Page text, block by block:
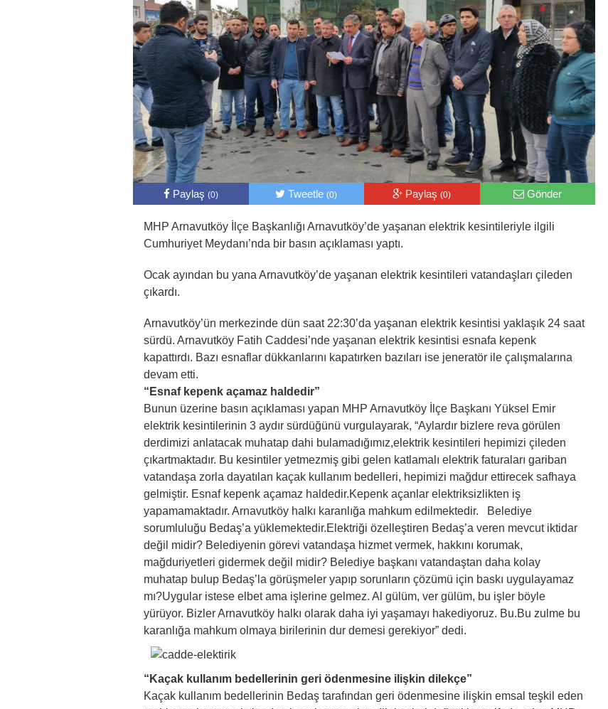
Paylaş (0) Tweetle(0) Paylaş(0) Gönder
MHP Arnavutköy İlçe Başkanlığı Arnavutköy’de yaşanan elektrik kesintileriyle ilgili
Cumhuriyet Meydanı’nda bir basın açıklaması yaptı.
Ocak ayından bu yana Arnavutköy’de yaşanan elektrik kesintileri vatandaşları çileden
çıkardı.
Arnavutköy’ün merkezinde dün saat 22:30’da yaşanan elektrik kesintisi yaklaşık 24 saat
sürdü. Arnavutköy Fatih Caddesi’nde yaşanan elektrik kesintisi esnafa kepenk
kapattırdı. Bazı esnaflar dükkanlarını kapatırken bazıları ise jeneratör ile çalışmalarına
devam etti.
“Esnaf kepenk açamaz haldedir”
Bunun üzerine basın açıklaması yapan MHP Arnavutköy İlçe Başkanı Yüksel Emir
elektrik kesintilerinin 3 aydır sürdüğünü vurgulayarak, “Aylardır bizlere reva görülen
derdimizi anlatacak muhatap dahi bulamadığımız,elektrik kesintileri hepimizi çileden
çıkartmaktadır. Bu kesintiler yetmezmiş gibi gelen katlamalı elektrik faturaları gariban
vatandaşa zorla dayatılan kaçak kullanım bedelleri, hepimizi mağdur ettirecek safhaya
gelmiştir. Esnaf kepenk açamaz haldedir.Kepenk açanlar elektriksizlikten iş
yapamamaktadır. Arnavutköy halkı karanlığa mahkum edilmektedir. Belediye
sorumluluğu Bedaş’a yüklemektedir.Elektriği özelleştiren Bedaş’a veren mevcut iktidar
değil midir? Belediyenin görevi vatandaşa hizmet vermek, hakkını korumak,
mağduriyetleri gidermek değil midir? Belediye başkanı vatandaştan daha kolay
muhatap bulup Bedaş’la görüşmeler yapıp sorunların çözümü için baskı uygulayamaz
mı?Uygular istese elbet ama işlerine gelmez. Al gülüm, ver gülüm, bu işler böyle
yürüyor. Bizler Arnavutköy halkı olarak daha iyi yaşamayı hakediyoruz. Bu.Bu zulme bu
karanlığa mahkum olmaya birilerinin dur demesi gerekiyor” dedi.
“Kaçak kullanım bedellerinin geri ödenmesine ilişkin dilekçe”
Kaçak kullanım bedellerinin Bedaş tarafından geri ödenmesine ilişkin emsal teşkil eden